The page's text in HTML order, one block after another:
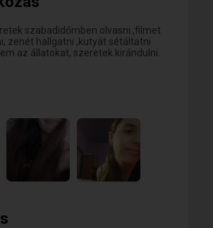
szabadidőmben olvasni ,filmet
zenét hallgatni ,kutyát sétáltatni
az állatokat, szeretek kirándulni.